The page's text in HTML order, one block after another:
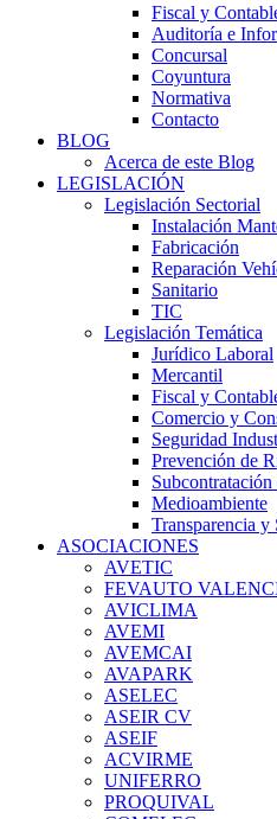
Fiscal y
Auditoría e
Concursal
Coyuntura
Normativa
Contacto
BLOG
Acerca de este Blog
LEGISLACIÓN
Legislación Sectorial
Instalación
Fabricación
Reparación
Sanitario
TIC
Legislación Temática
Jurídico Laboral
Mercantil
Fiscal y
Comercio y
Seguridad
Prevención de
Medioambiente
Transparencia y
ASOCIACIONES
AVETIC
FEVAUTO
AVICLIMA
AVEMI
AVEMCAI
AVAPARK
ASELEC
ASEIR CV
ASEIF
ACVIRME
UNIFERRO
PROQUIVAL